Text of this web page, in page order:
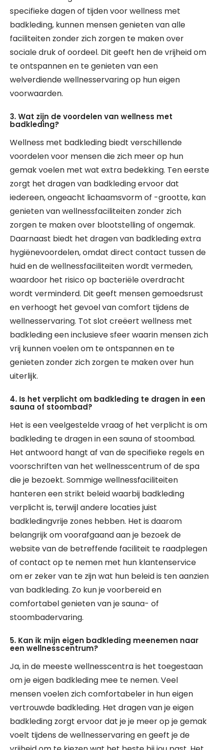
specifieke dagen of tijden voor wellness met
badkleding, kunnen mensen genieten van alle
faciliteiten zonder zich zorgen te maken over
sociale druk of oordeel. Dit geeft hen de vrijheid om
te ontspannen en te genieten van een
welverdiende wellnesservaring op hun eigen
voorwaarden.
3. Wat zijn de voordelen van wellness met
badkleding?
Wellness met badkleding biedt verschillende
voordelen voor mensen die zich meer op hun
gemak voelen met wat extra bedekking. Ten eerste
zorgt het dragen van badkleding ervoor dat
iedereen, ongeacht lichaamsvorm of -grootte, kan
genieten van wellnessfaciliteiten zonder zich
zorgen te maken over blootstelling of ongemak.
Daarnaast biedt het dragen van badkleding extra
hygiënevoordelen, omdat direct contact tussen de
huid en de wellnessfaciliteiten wordt vermeden,
waardoor het risico op bacteriële overdracht
wordt verminderd. Dit geeft mensen gemoedsrust
en verhoogt het gevoel van comfort tijdens de
wellnesservaring. Tot slot creëert wellness met
badkleding een inclusieve sfeer waarin mensen zich
vrij kunnen voelen om te ontspannen en te
genieten zonder zich zorgen te maken over hun
uiterlijk.
4. Is het verplicht om badkleding te dragen in een
sauna of stoombad?
Het is een veelgestelde vraag of het verplicht is om
badkleding te dragen in een sauna of stoombad.
Het antwoord hangt af van de specifieke regels en
voorschriften van het wellnesscentrum of de spa
die je bezoekt. Sommige wellnessfaciliteiten
hanteren een strikt beleid waarbij badkleding
verplicht is, terwijl andere locaties juist
badkledingvrije zones hebben. Het is daarom
belangrijk om voorafgaand aan je bezoek de
website van de betreffende faciliteit te raadplegen
of contact op te nemen met hun klantenservice
om er zeker van te zijn wat hun beleid is ten aanzien
van badkleding. Zo kun je voorbereid en
comfortabel genieten van je sauna- of
stoombadervaring.
5. Kan ik mijn eigen badkleding meenemen naar
een wellnesscentrum?
Ja, in de meeste wellnesscentra is het toegestaan
om je eigen badkleding mee te nemen. Veel
mensen voelen zich comfortabeler in hun eigen
vertrouwde badkleding. Het dragen van je eigen
badkleding zorgt ervoor dat je je meer op je gemak
voelt tijdens de wellnesservaring en geeft je de